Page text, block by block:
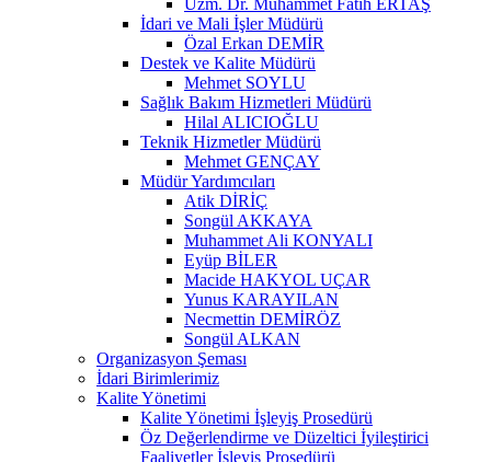
İdari ve Mali İşler Müdürü
Özal Erkan DEMİR
Destek ve Kalite Müdürü
Mehmet SOYLU
Sağlık Bakım Hizmetleri Müdürü
Hilal ALICIOĞLU
Teknik Hizmetler Müdürü
Mehmet GENÇAY
Müdür Yardımcıları
Atik DİRİÇ
Songül AKKAYA
Muhammet Ali KONYALI
Eyüp BİLER
Macide HAKYOL UÇAR
Yunus KARAYILAN
Necmettin DEMİRÖZ
Songül ALKAN
Organizasyon Şeması
İdari Birimlerimiz
Kalite Yönetimi
Kalite Yönetimi İşleyiş Prosedürü
Öz Değerlendirme ve Düzeltici İyileştirici
Faaliyetler İşleyiş Prosedürü